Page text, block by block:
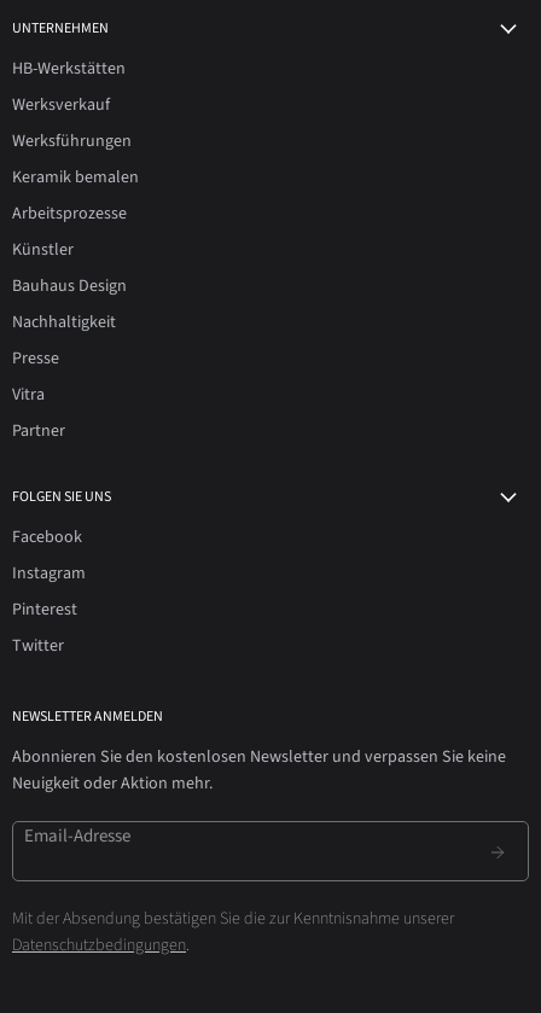
UNTERNEHMEN
HB-Werkstätten
Werksverkauf
Werksführungen
Keramik bemalen
Arbeitsprozesse
Künstler
Bauhaus Design
Nachhaltigkeit
Presse
Vitra
Partner
FOLGEN SIE UNS
Facebook
Instagram
Pinterest
Twitter
NEWSLETTER ANMELDEN
Abonnieren Sie den kostenlosen Newsletter und verpassen Sie keine
Neuigkeit oder Aktion mehr.
Email-Adresse
Mit der Absendung bestätigen Sie die zur Kenntnisnahme unserer
Datenschutzbedingungen.